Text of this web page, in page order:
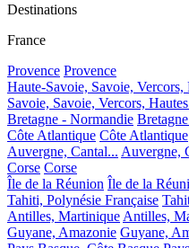
Destinations
France
Provence Provence
Haute-Savoie, Savoie, Vercors,
Savoie, Savoie, Vercors,
Bretagne - Normandie
Côte Atlantique Côte Atlantique
Auvergne, Cantal... Auvergne,
Corse Corse
Île de la Réunion Île de la
Tahiti, Polynésie Française
Antilles, Martinique Antilles,
Guyane, Amazonie Guyane,